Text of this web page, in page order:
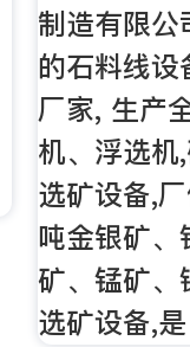
制造有限公
的石料线设
厂家, 生产
机、浮选机
选矿设备,
吨金银矿、
矿、锰矿、
选矿设备,是